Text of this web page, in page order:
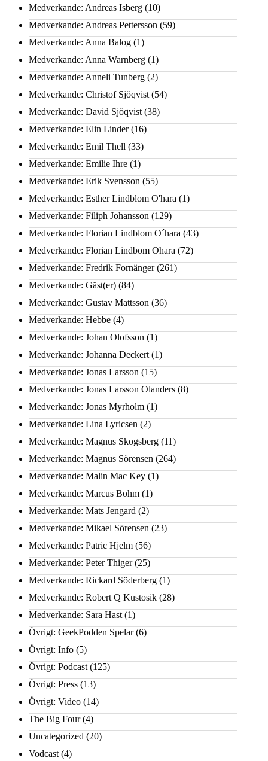
Medverkande: Andreas Isberg (10)
Medverkande: Andreas Pettersson (59)
Medverkande: Anna Balog (1)
Medverkande: Anna Warnberg (1)
Medverkande: Anneli Tunberg (2)
Medverkande: Christof Sjöqvist (54)
Medverkande: David Sjöqvist (38)
Medverkande: Elin Linder(16)
Medverkande: Emil Thell (33)
Medverkande: Emilie Ihre (1)
Medverkande: Erik Svensson (55)
Medverkande: Esther Lindblom O'hara (1)
Medverkande: Filiph Johansson (129)
Medverkande: Florian Lindblom O´hara (43)
Medverkande: Florian Lindbom Ohara (72)
Medverkande: Fredrik Fornänger(261)
Medverkande: Gäst(er) (84)
Medverkande: Gustav Mattsson (36)
Medverkande: Hebbe (4)
Medverkande: Johan Olofsson (1)
Medverkande: Johanna Deckert (1)
Medverkande: Jonas Larsson (15)
Medverkande: Jonas Larsson Olanders (8)
Medverkande: Jonas Myrholm (1)
Medverkande: Lina Lyricsen (2)
Medverkande: Magnus Skogsberg (11)
Medverkande: Magnus Sörensen (264)
Medverkande: Malin Mac Key (1)
Medverkande: Marcus Bohm (1)
Medverkande: Mats Jengard (2)
Medverkande: Mikael Sörensen (23)
Medverkande: Patric Hjelm (56)
Medverkande: Peter Thiger(25)
Medverkande: Rickard Söderberg (1)
Medverkande: Robert Q Kustosik (28)
Medverkande: Sara Hast (1)
Övrigt: GeekPodden Spelar(6)
Övrigt: Info (5)
Övrigt: Podcast (125)
Övrigt: Press (13)
Övrigt: Video (14)
The Big Four(4)
Uncategorized (20)
Vodcast (4)